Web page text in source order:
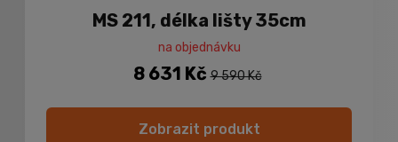
MS 211, délka lišty 35cm
na objednávku
8 631 Kč 9 590 Kč
Zobrazit produkt